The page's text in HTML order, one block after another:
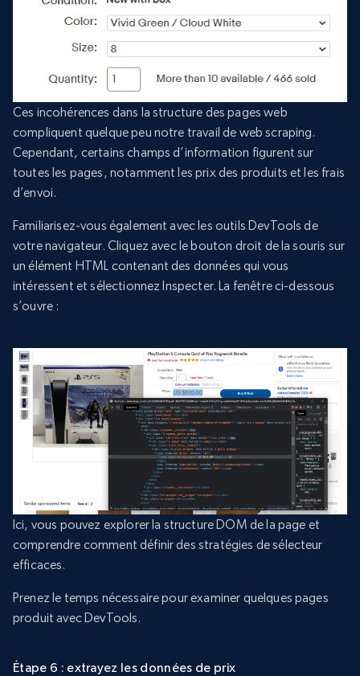
Ces incohérences dans la structure des pages web
compliquent quelque peu notre travail de web scraping.
Cependant, certains champs d’information figurent sur
toutes les pages, notamment les prix des produits et les frais
d’envoi.
Familiarisez-vous également avec les outils DevTools de
votre navigateur. Cliquez avec le bouton droit de la souris sur
un élément HTML contenant des données qui vous
intéressent et sélectionnez Inspecter. La fenêtre ci-dessous
s’ouvre :
Ici, vous pouvez explorer la structure DOM de la page et
comprendre comment définir des stratégies de sélecteur
efficaces.
Prenez le temps nécessaire pour examiner quelques pages
produit avec DevTools.
Étape 6 : extrayez les données de prix